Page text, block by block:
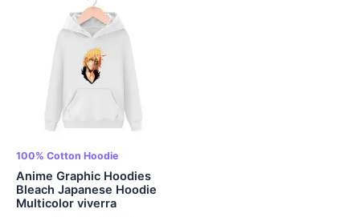
100% Cotton Hoodie
Anime Graphic Hoodies
Bleach Japanese Hoodie
Multicolor viverra